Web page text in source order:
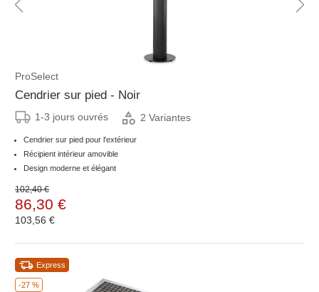
ProSelect
Cendrier sur pied - Noir
1-3 jours ouvrés 2 Variantes
Cendrier sur pied pour l'extérieur
Récipient intérieur amovible
Design moderne et élégant
102,40 €
86,30 €
103,56 €
-27 %
Express